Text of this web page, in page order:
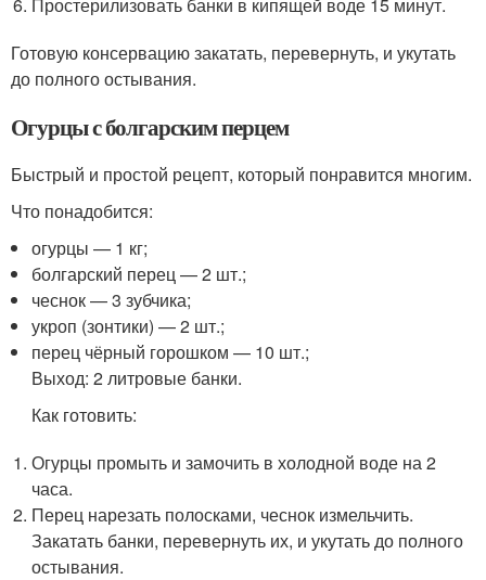
Готовую консервацию закатать, перевернуть, и укутать
до полного остывания.
Огурцы с болгарским перцем
Быстрый и простой рецепт, который понравится многим.
Что понадобится:
огурцы — 1 кг;
болгарский перец — 2 шт.;
чеснок — 3 зубчика;
укроп (зонтики) — 2 шт.;
перец чёрный горошком — 10 шт.;
Выход: 2 литровые банки.
Как готовить:
Огурцы промыть и замочить в холодной воде на 2
часа.
Перец нарезать полосками, чеснок измельчить.
Закатать банки, перевернуть их, и укутать до полного
остывания.